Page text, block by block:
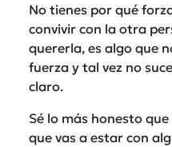
No tienes por qué
convivir con la otra
quererla, es algo que
fuerza y tal vez no
claro.
Sé lo más honesto
que vas a estar con